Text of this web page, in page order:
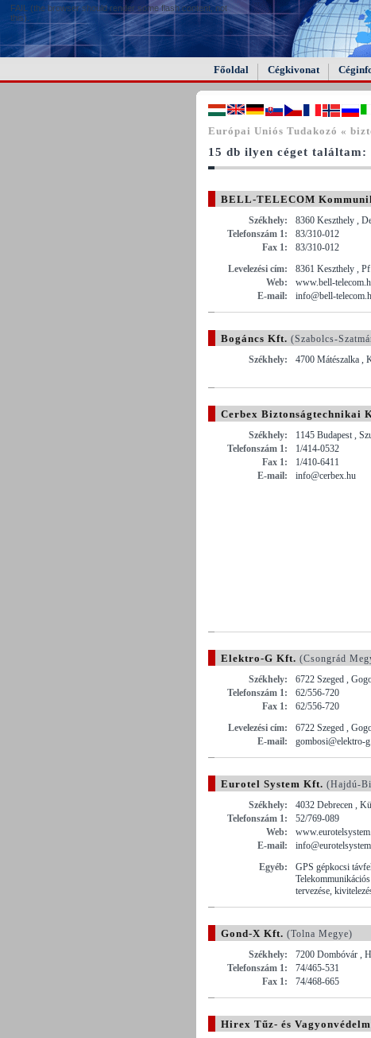
FAIL (the browser should render some flash content, not
this).
Főoldal Cégkivonat
Európai Uniós Tudakozó «
15 db ilyen céget találtam:
BELL-TELECOM
Székhely:
8360 Keszthely ,
Telefonszám 1:
83/310-012
Fax 1:
83/310-012
Levelezési cím:
8361 Keszthely ,
Web:
www.bell-
E-mail:
info@bell-
Bogáncs Kft. (Szabolcs-
Székhely:
4700 Mátészalka ,
Cerbex Biztonságtechnikai
Székhely:
1145 Budapest ,
Telefonszám 1:
1/414-0532
Fax 1:
1/410-6411
E-mail:
info@cerbex.hu
Elektro-G Kft. (Csongrád
Székhely:
6722 Szeged ,
Telefonszám 1:
62/556-720
Fax 1:
62/556-720
Levelezési cím:
6722 Szeged ,
E-mail:
gombosi@elektro-
Eurotel System Kft. (Hajdú-
Székhely:
4032 Debrecen ,
Telefonszám 1:
52/769-089
Web:
E-mail:
Egyéb:
GPS gépkocsi
tervezése,
Gond-X Kft. (Tolna Megye)
Székhely:
7200 Dombóvár ,
Telefonszám 1:
74/465-531
Fax 1:
74/468-665
Hirex Tűz- és